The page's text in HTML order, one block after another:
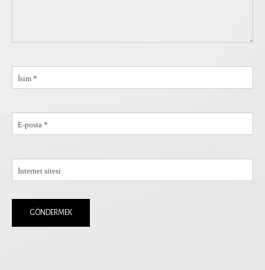
İsim *
E-posta *
İnternet sitesi